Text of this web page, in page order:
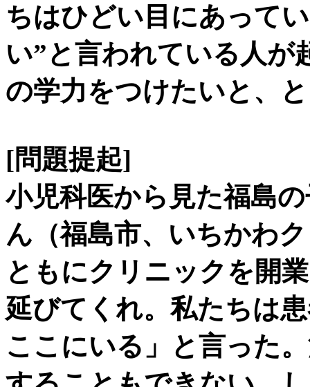
ちはひどい目にあって
い”と言われている人が
の学力をつけたいと、
[問題提起]
小児科医から見た福
ん（福島市、いちかわ
ともにクリニックを開
延びてくれ。私たちは
ここにいる」と言った